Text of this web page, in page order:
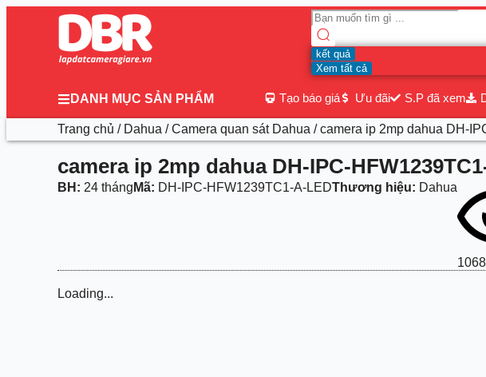
kết quả
Xem tất cả
DANH MỤC SẢN PHẨM Tạo báo giá Ưu đãi S.P đã xem
Trang chủ / Dahua /Camera quan sát Dahua / camera ip 2mp dahua DH-
camera ip 2mp dahua DH-IPC-
BH: 24 tháng Mã: DH-IPC-HFW1239TC1-A-LEDThương hiệu: Dahua
Loading...